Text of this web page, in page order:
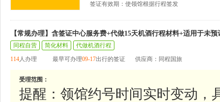
签证有效期：使领馆根据行程签发
【常规办理】含签证中心服务费+代做15天机酒行程材料+适用于未
同程自营 简化材料
代做机酒行程
114人办理 最早可办理09-17出行的签证 供应商：同程国旅
受理范围：
提醒：领馆约号时间实时变动，